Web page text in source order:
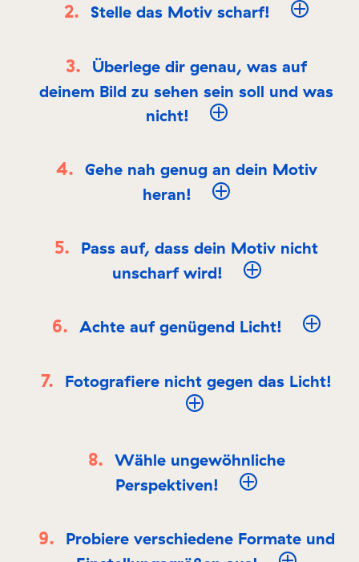
Stelle das Motiv scharf!
Überlege dir genau, was auf
deinem Bild zu sehen sein soll und was
nicht!
Gehe nah genug an dein Motiv
heran!
Pass auf, dass dein Motiv nicht
unscharf wird!
Achte auf genügend Licht!
Fotografiere nicht gegen das Licht!
Wähle ungewöhnliche
Perspektiven!
Probiere verschiedene Formate und